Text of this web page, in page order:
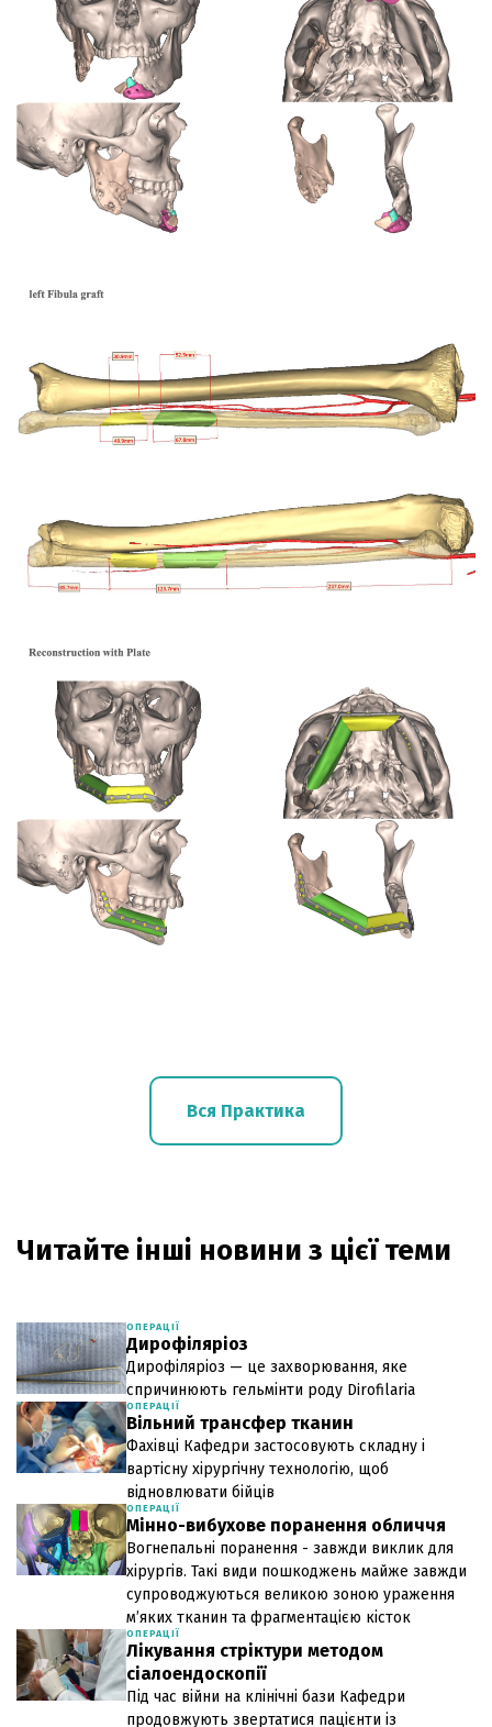
Вся Практика
Читайте інші новини з цієї теми
ОПЕРАЦІЇ
Дирофіляріоз
Дирофіляріоз — це захворювання, яке
спричинюють гельмінти роду Dirofilaria
ОПЕРАЦІЇ
Вільний трансфер тканин
Фахівці Кафедри застосовують складну і
вартісну хірургічну технологію, щоб
відновлювати бійців
ОПЕРАЦІЇ
Мінно-вибухове поранення обличчя
Вогнепальні поранення - завжди виклик для
хірургів. Такі види пошкоджень майже завжди
супроводжуються великою зоною ураження
м’яких тканин та фрагментацією кісток
ОПЕРАЦІЇ
Лікування стріктури методом
сіалоендоскопії
Під час війни на клінічні бази Кафедри
продовжують звертатися пацієнти із